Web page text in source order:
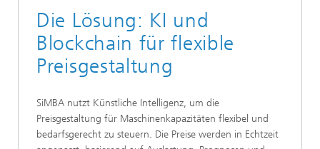
Die Lösung: KI und
Blockchain für flexible
Preisgestaltung
SiMBA nutzt Künstliche Intelligenz, um die
Preisgestaltung für Maschinenkapazitäten flexibel und
bedarfsgerecht zu steuern. Die Preise werden in Echtzeit